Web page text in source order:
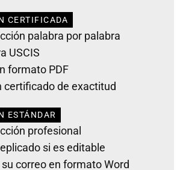
CERTIFICADA
palabra por palabra
USCIS
formato PDF
certificado de exactitud
ESTÁNDAR
profesional
si es editable
su correo en formato Word